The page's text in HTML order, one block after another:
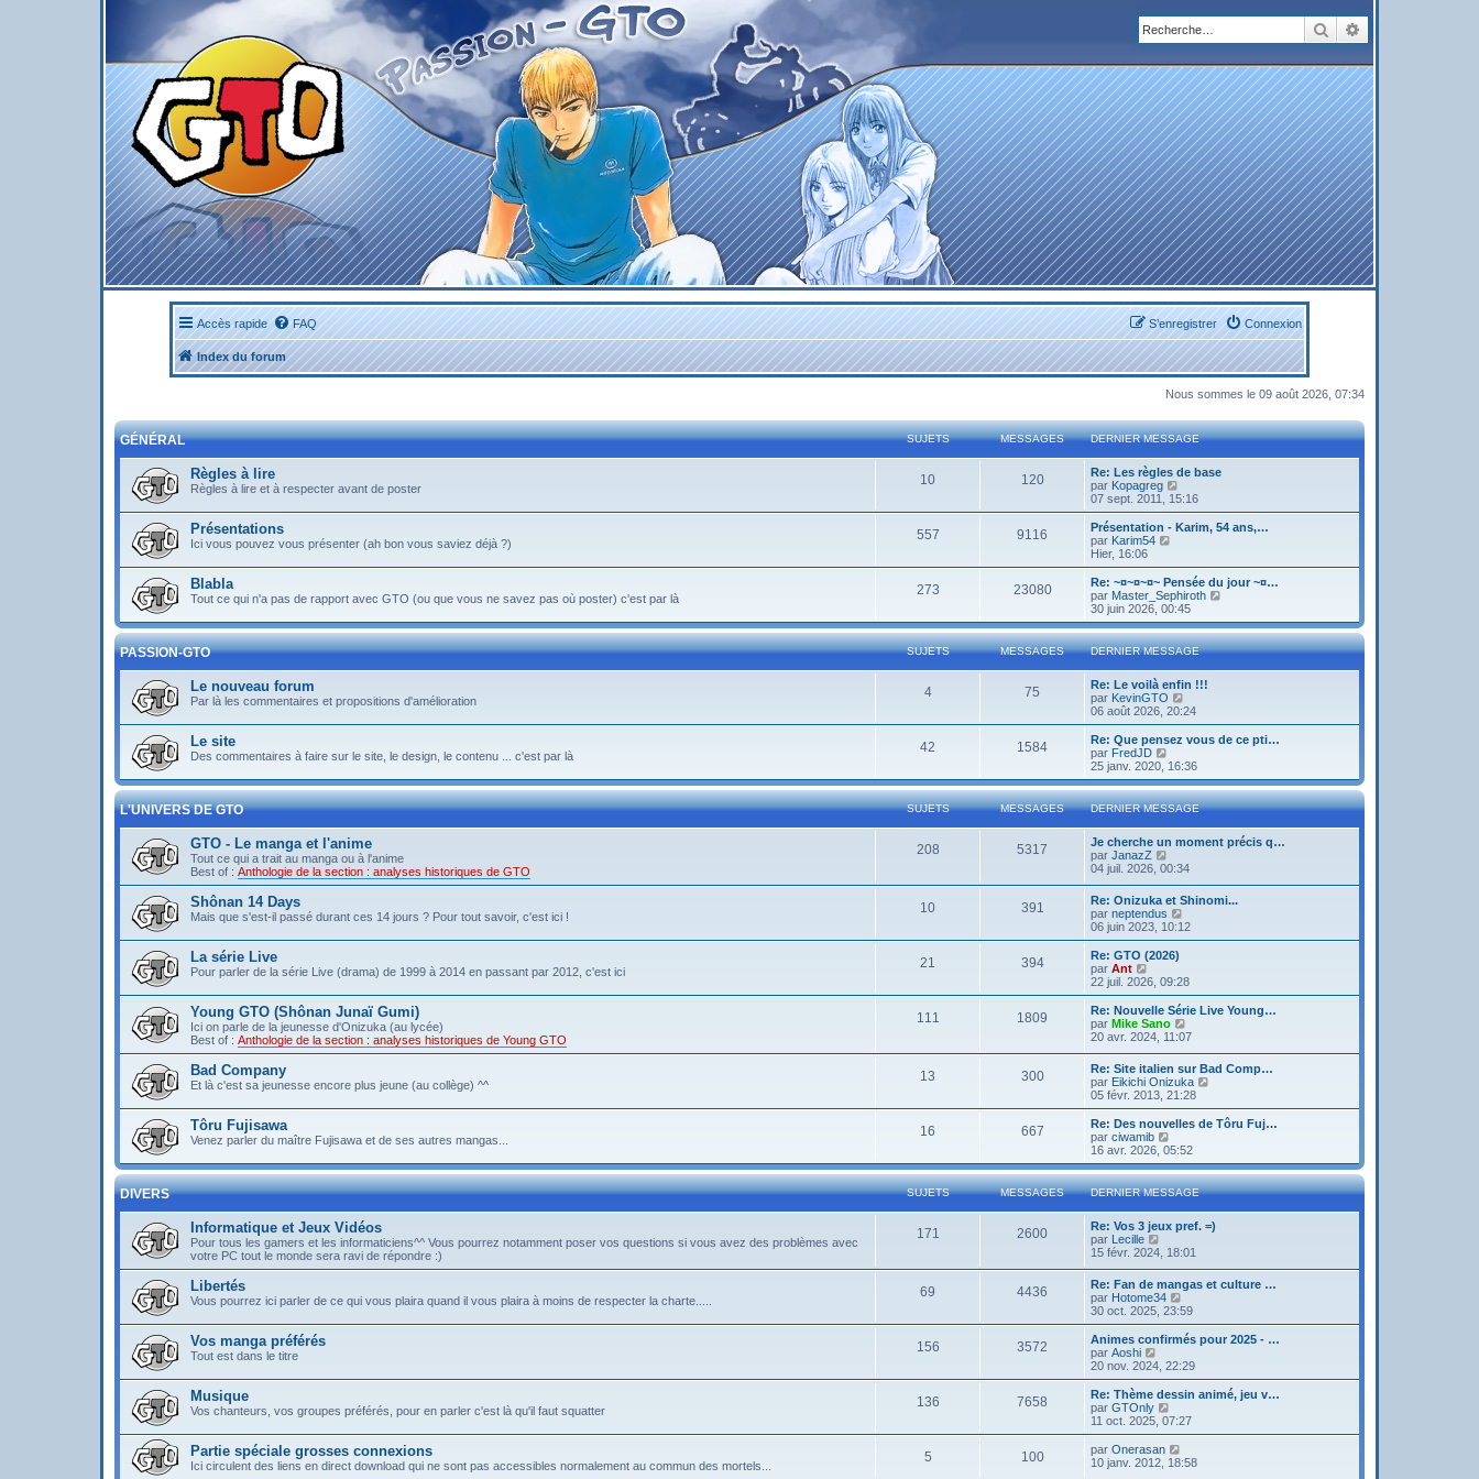
Rechercher
Accès rapide FAQ Connexion
S’enregistrer
Index du forum
Nous sommes le 09 août 2026, 07:34
GÉNÉRAL SUJETS MESSAGES DERNIER MESSAGE
Règles à lire
Règles à lire et à respecter avant de poster
10 120
Re: Les règles de base
par Kopagreg
o
i
r
r
n
i
e
r
m
e
s
s
a
g
e
07 sept. 2011, 15:16
Présentations
Ici vous pouvez vous présenter (ah bon vous saviez déjà ?)
557 9116
Présentation - Karim, 54 ans,…
par Karim54
i
r
l
e
e
r
n
i
e
r
m
e
s
a
g
e
Hier, 16:06
Blabla
Tout ce qui n'a pas de rapport avec GTO (ou que vous ne savez pas où poster) c'est par là
273 23080
Re: ~¤~¤~¤~ Pensée du jour ~¤…
par Master_Sephiroth
i
r
l
d
i
e
e
s
s
g
e
30 juin 2026, 00:45
PASSION-GTO SUJETS MESSAGES DERNIER MESSAGE
Le nouveau forum
Par là les commentaires et propositions d'amélioration
4 75
Re: Le voilà enfin !!!
par KevinGTO
o
i
r
e
e
r
n
i
e
m
s
s
a
g
06 août 2026, 20:24
Le site
Des commentaires à faire sur le site, le design, le contenu ... c'est par là
42 1584
Re: Que pensez vous de ce pti…
par FredJD
o
i
r
l
d
e
n
i
e
r
m
s
s
a
g
25 janv. 2020, 16:36
L'UNIVERS DE GTO SUJETS MESSAGES DERNIER MESSAGE
GTO - Le manga et l'anime
Tout ce qui a trait au manga ou à l'anime
Best of : Anthologie de la section : analyses historiques de GTO
208 5317
Je cherche un moment précis q…
par JanazZ
o
l
e
d
e
r
i
e
r
m
e
s
s
a
g
04 juil. 2026, 00:34
Shônan 14 Days
Mais que s'est-il passé durant ces 14 jours ? Pour tout savoir, c'est ici !
10 391
Re: Onizuka et Shinomi...
par neptendus
o
i
e
e
r
n
i
e
r
m
e
s
s
g
e
06 juin 2023, 10:12
La série Live
Pour parler de la série Live (drama) de 1999 à 2014 en passant par 2012, c'est ici
21 394
Re: GTO (2026)
par Ant
o
i
r
l
e
e
r
n
i
e
r
m
e
s
s
a
22 juil. 2026, 09:28
Young GTO (Shônan Junaï Gumi)
Ici on parle de la jeunesse d'Onizuka (au lycée)
Best of : Anthologie de la section : analyses historiques de Young GTO
111 1809
Re: Nouvelle Série Live Young…
par Mike Sano
o
l
e
d
r
i
e
r
m
s
a
g
e
20 avr. 2024, 11:07
Bad Company
Et là c'est sa jeunesse encore plus jeune (au collège) ^^
13 300
Re: Site italien sur Bad Comp…
par Eikichi Onizuka
i
r
e
r
i
e
s
s
05 févr. 2013, 21:28
Tôru Fujisawa
Venez parler du maître Fujisawa et de ses autres mangas...
16 667
Re: Des nouvelles de Tôru Fuj…
par ciwamib
o
i
r
l
d
e
n
i
e
r
m
s
a
g
16 avr. 2026, 05:52
DIVERS SUJETS MESSAGES DERNIER MESSAGE
Informatique et Jeux Vidéos
Pour tous les gamers et les informaticiens^^ Vous pourrez notamment poser vos questions si vous avez des problèmes avec
votre PC tout le monde sera ravi de répondre :)
171 2600
Re: Vos 3 jeux pref. =)
par Lecille
l
e
d
e
r
i
e
r
m
e
s
s
a
15 févr. 2024, 18:01
Libertés
Vous pourrez ici parler de ce qui vous plaira quand il vous plaira à moins de respecter la charte.....
69 4436
Re: Fan de mangas et culture …
par Hotome34
o
i
r
e
e
r
n
i
m
30 oct. 2025, 23:59
Vos manga préférés
Tout est dans le titre
156 3572
Animes confirmés pour 2025 - …
par Aoshi
o
i
r
l
e
d
r
n
20 nov. 2024, 22:29
Musique
Vos chanteurs, vos groupes préférés, pour en parler c'est là qu'il faut squatter
136 7658
Re: Thème dessin animé, jeu v…
par GTOnly
o
i
r
l
11 oct. 2025, 07:27
Partie spéciale grosses connexions
Ici circulent des liens en direct download qui ne sont pas accessibles normalement au commun des mortels...
5 100 par Onerasan
o
10 janv. 2012, 18:58